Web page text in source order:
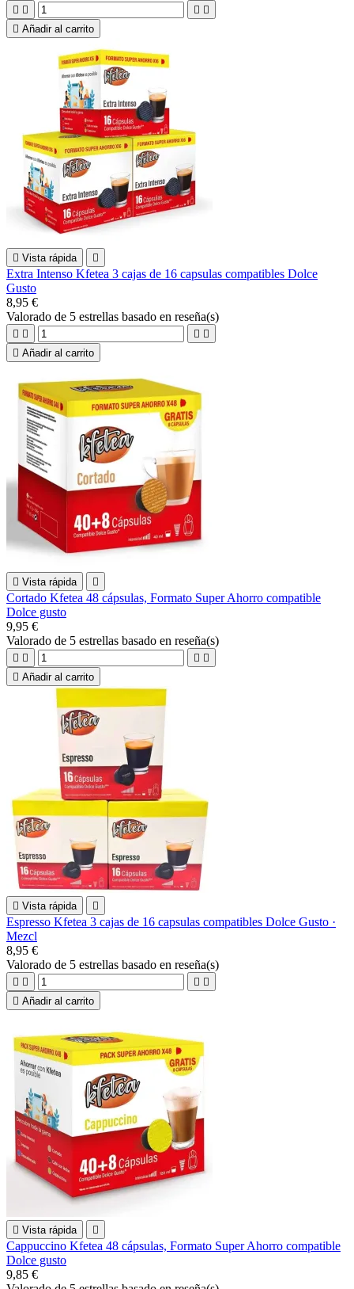
   
 Añadir al carrito
 Vista rápida 
Extra Intenso Kfetea 3 cajas de 16 capsulas compatibles Dolce
Gusto
8,95 €
Valorado de 5 estrellas basado en reseña(s)
   
 Añadir al carrito
 Vista rápida 
Cortado Kfetea 48 cápsulas, Formato Super Ahorro compatible
Dolce gusto
9,95 €
Valorado de 5 estrellas basado en reseña(s)
   
 Añadir al carrito
 Vista rápida 
Espresso Kfetea 3 cajas de 16 capsulas compatibles Dolce Gusto ·
Mezcl
8,95 €
Valorado de 5 estrellas basado en reseña(s)
   
 Añadir al carrito
 Vista rápida 
Cappuccino Kfetea 48 cápsulas, Formato Super Ahorro compatible
Dolce gusto
9,85 €